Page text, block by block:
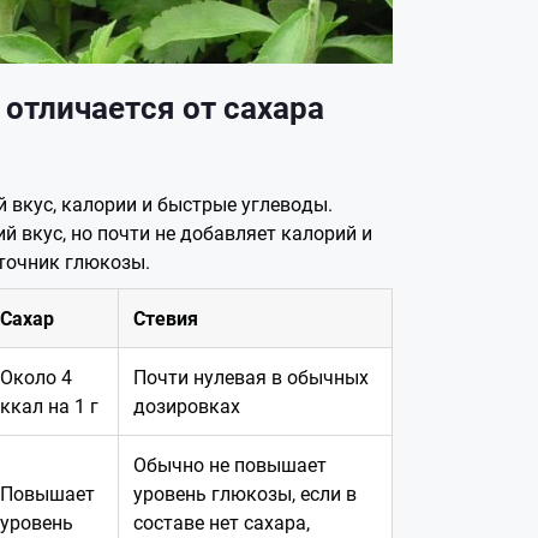
от сахара
вкус, калории и быстрые углеводы.
вкус, но почти не добавляет калорий и
глюкозы.
Сахар Стевия
Около 4
ккал на 1 г
Почти нулевая в обычных
дозировках
Повышает
уровень
Обычно не повышает
уровень глюкозы, если в
составе нет сахара,